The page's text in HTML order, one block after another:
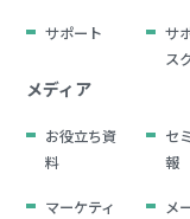
サポート
サ
ス
メディア
お役立ち資
料
セ
報
マーケティ
メ